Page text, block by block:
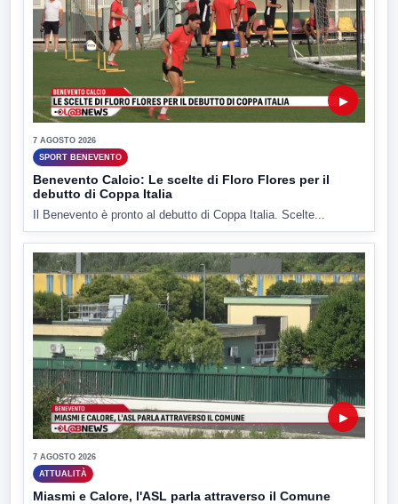
▶
7 AGOSTO 2026
SPORT BENEVENTO
Benevento Calcio: Le scelte di Floro Flores per il
debutto di Coppa Italia
Il Benevento è pronto al debutto di Coppa Italia. Scelte...
▶
7 AGOSTO 2026
ATTUALITÀ
Miasmi e Calore, l'ASL parla attraverso il Comune